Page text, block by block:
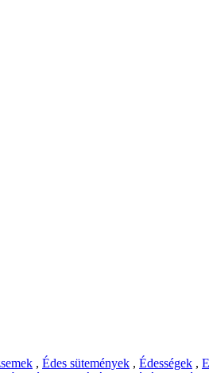
, Édes sütemények , Édességek ,